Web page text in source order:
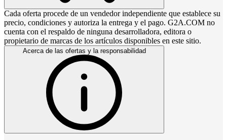
Cada oferta procede de un vendedor independiente que establece su
precio, condiciones y autoriza la entrega y el pago. G2A.COM no
cuenta con el respaldo de ninguna desarrolladora, editora o
propietario de marcas de los artículos disponibles en este sitio.
Acerca de las ofertas y la responsabilidad